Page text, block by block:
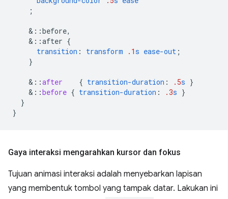
;
& ::before,
& ::after {
transition : transform .1s ease-out ;
}
& ::after { transition-duration : .5s }
& ::before { transition-duration : .3s }
}
}
Gaya interaksi mengarahkan kursor dan fokus
Tujuan animasi interaksi adalah menyebarkan lapisan
yang membentuk tombol yang tampak datar. Lakukan ini